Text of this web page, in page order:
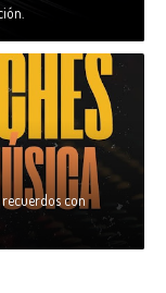
recuerdos con